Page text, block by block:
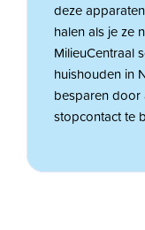
deze
halen als je ze
MilieuCentraal
huishouden in
besparen door
stopcontact te